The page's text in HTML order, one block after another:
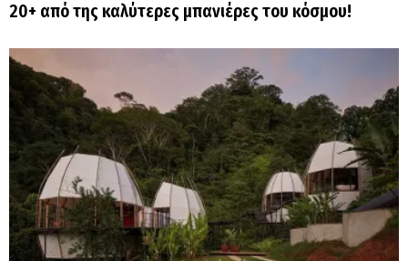
20+ από της καλύτερες μπανιέρες του κόσμου!